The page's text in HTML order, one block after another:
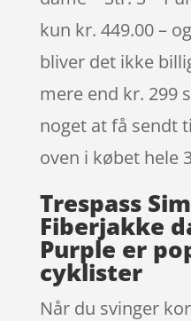
kun kr. 449.00 –
bliver det ikke
mere end kr. 299
noget at få sendt
oven i købet hele
Trespass
Fiberjakke
Purple er
cyklister
Når du svinger